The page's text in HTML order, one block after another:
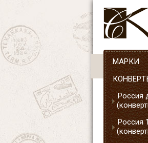
МАРКИ
Россия
Россия